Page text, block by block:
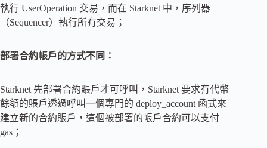
執行 UserOperation 交易，而在 Starknet 中，序列器
（Sequencer）執行所有交易；
部署合約帳戶的方式不同：
Starknet 先部署合約賬戶才可呼叫，Starknet 要求有代幣
餘額的賬戶透過呼叫一個專門的 deploy_account 函式來
建立新的合約賬戶，這個被部署的帳戶合約可以支付
gas；